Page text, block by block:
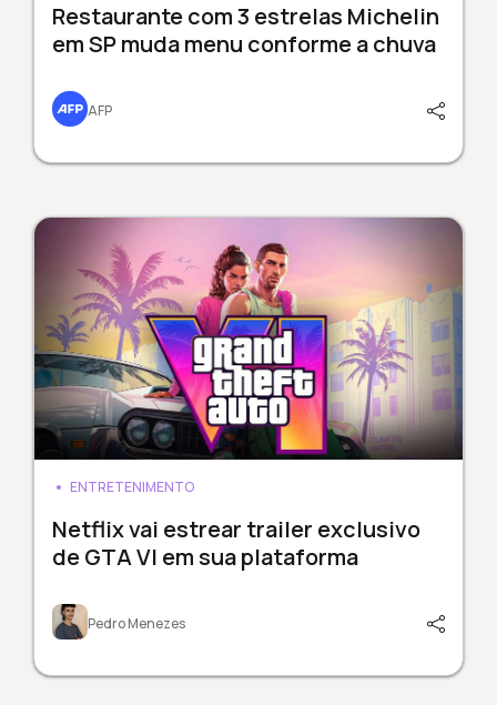
Restaurante com 3 estrelas Michelin
em SP muda menu conforme a chuva
AFP
ENTRETENIMENTO
Netflix vai estrear trailer exclusivo
de GTA VI em sua plataforma
Pedro Menezes